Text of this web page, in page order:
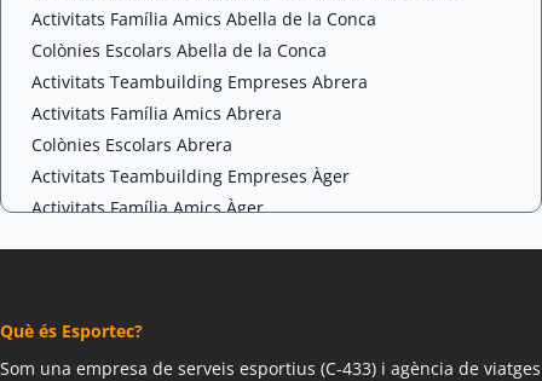
Activitats Família Amics Abella de la Conca
Colònies Escolars Abella de la Conca
Activitats Teambuilding Empreses Abrera
Activitats Família Amics Abrera
Colònies Escolars Abrera
Activitats Teambuilding Empreses Àger
Activitats Família Amics Àger
Colònies Escolars Agramunt
Activitats Teambuilding Empreses Aguilar de Segarra
Què és Esportec?
Som una empresa de serveis esportius (C-433) i agència de viatges